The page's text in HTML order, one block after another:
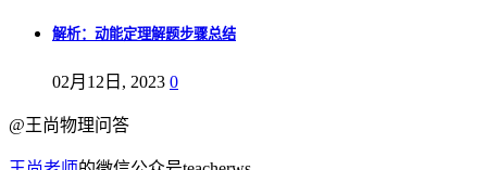
解析：动能定理解题步骤总结
02月12日, 2023 0
@王尚物理问答